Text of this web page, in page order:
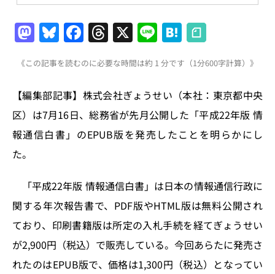
M
a
st
o
d
o
Bl
u
e
s
k
y
F
a
c
e
b
o
T
h
re
a
d
s
X Li
n
e
H
at
e
n
a
《この記事を読むのに必要な時間は約 1 分です（1分600字計算）》
【編集部記事】株式会社ぎょうせい（本社：東京都中央
区）は7月16日、総務省が先月公開した「平成22年版 情
報通信白書」のEPUB版を発売したことを明らかにし
た。
「平成22年版 情報通信白書」は日本の情報通信行政に
関する年次報告書で、PDF版やHTML版は無料公開され
ており、印刷書籍版は所定の入札手続を経てぎょうせい
が2,900円（税込）で販売している。今回あらたに発売さ
れたのはEPUB版で、価格は1,300円（税込）となってい